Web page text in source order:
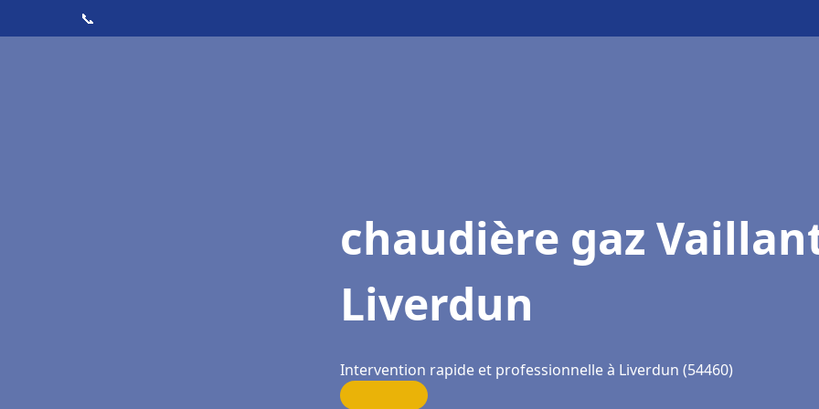
📞
chaudière gaz
Liverdun
Intervention rapide et professionnelle à Liverdun (54460)